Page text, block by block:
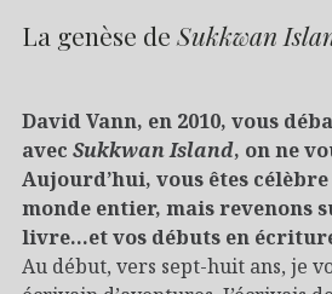
La genèse de Sukkwan
David Vann, en 2010, vous
avec Sukkwan Island, on ne
Aujourd’hui, vous êtes
monde entier, mais revenons
livre…et vos débuts en
Au début, vers sept-huit ans, je